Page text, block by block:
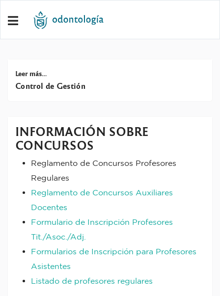
Control de Gestión
Leer más…
INFORMACIÓN SOBRE
CONCURSOS
Reglamento de Concursos Profesores
Regulares
Reglamento de Concursos Auxiliares
Docentes
Formulario de Inscripción Profesores
Tit./Asoc./Adj.
Formularios de Inscripción para Profesores
Asistentes
Listado de profesores regulares